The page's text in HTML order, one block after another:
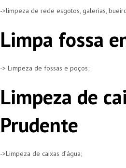
->limpeza de rede esgotos, galerias,
Limpa fossa
-> Limpeza de fossas e poços;
Limpeza de
Prudente
->Limpeza de caixas d’água;